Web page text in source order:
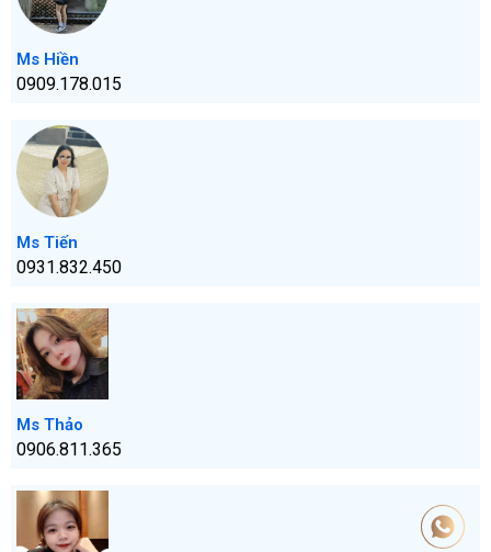
Ms Hiền
0909.178.015
Ms Tiến
0931.832.450
Ms Thảo
0906.811.365